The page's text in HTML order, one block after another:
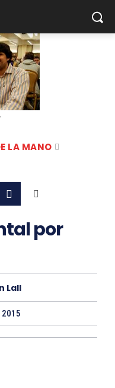
LA MANO
por
Lall